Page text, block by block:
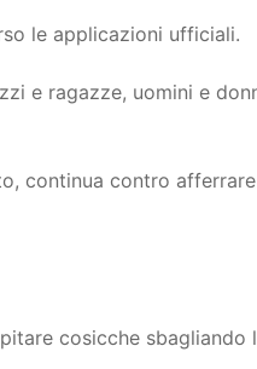
le applicazioni ufficiali.
e ragazze, uomini e
continua contro
cosicche sbagliando